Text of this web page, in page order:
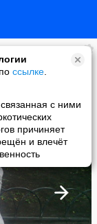
ссылке
с ними
причиняет
и влечёт